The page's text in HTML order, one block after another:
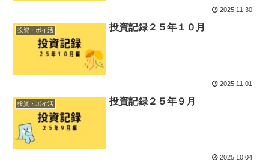
2025.11.30
投資・ポイ活 投資記録２５年１０月
2025.11.01
投資・ポイ活 投資記録２５年９月
2025.10.04